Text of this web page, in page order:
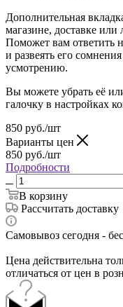
Дополнительная
магазине, доставке
Поможет вам ответить
и развеять его
усмотрению.
Вы можете убрать её
галочку в настройках
850 руб./шт
Варианты цен
850 руб./шт
Подробности
В корзину
Рассчитать доставку
Самовывоз сегодня -
Цена действительна
отличаться от цен в